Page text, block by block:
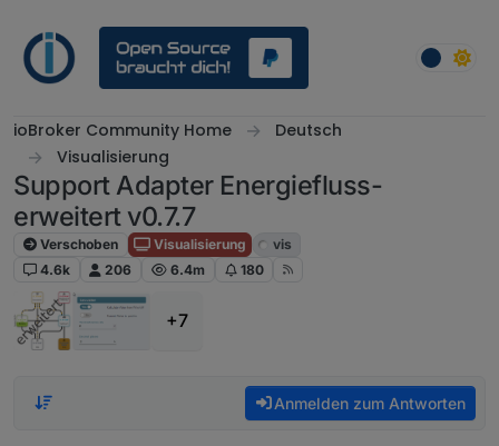
ioBroker Community Home
Deutsch
Visualisierung
Support Adapter Energiefluss-
erweitert v0.7.7
Verschoben Visualisierung
vis
4.6k
206 6.4m 180
+7
Anmelden zum Antworten